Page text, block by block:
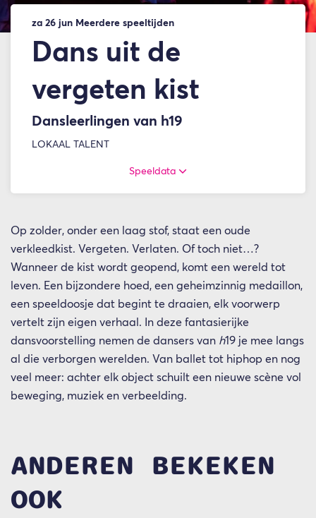
Dans uit de
vergeten kist
Dansleerlingen van h19
za 26 jun Meerdere speeltijden
LOKAAL TALENT
Speeldata
Op zolder, onder een laag stof, staat een oude
verkleedkist. Vergeten. Verlaten. Of toch niet…?
Wanneer de kist wordt geopend, komt een wereld tot
leven. Een bijzondere hoed, een geheimzinnig medaillon,
een speeldoosje dat begint te draaien, elk voorwerp
vertelt zijn eigen verhaal. In deze fantasierijke
dansvoorstelling nemen de dansers van h19 je mee langs
al die verborgen werelden. Van ballet tot hiphop en nog
veel meer: achter elk object schuilt een nieuwe scène vol
beweging, muziek en verbeelding.
ANDEREN BEKEKEN
OOK